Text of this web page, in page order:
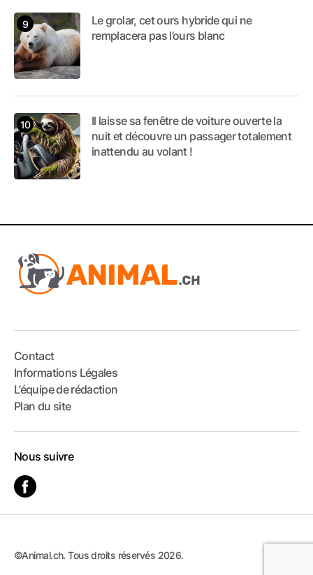
Le grolar, cet ours hybride qui ne
remplacera pas l’ours blanc
Il laisse sa fenêtre de voiture ouverte la
nuit et découvre un passager totalement
inattendu au volant !
Contact
Informations Légales
L’équipe de rédaction
Plan du site
Nous suivre
©Animal.ch. Tous droits réservés 2026.